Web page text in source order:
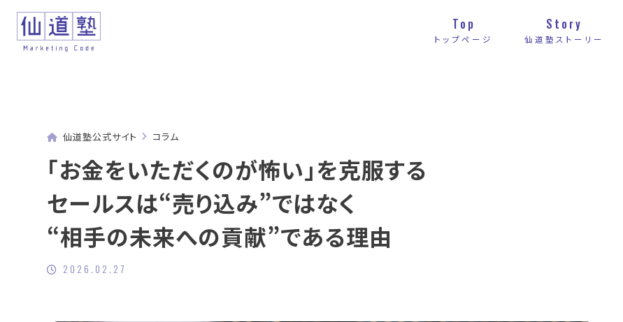
Top
トップページ
Story
仙道塾ストーリー
仙道塾公式サイト コラム
「お金をいただくのが怖い」を克服する
セールスは“売り込み”ではなく
“相手の未来への貢献”である理由
2026.02.27